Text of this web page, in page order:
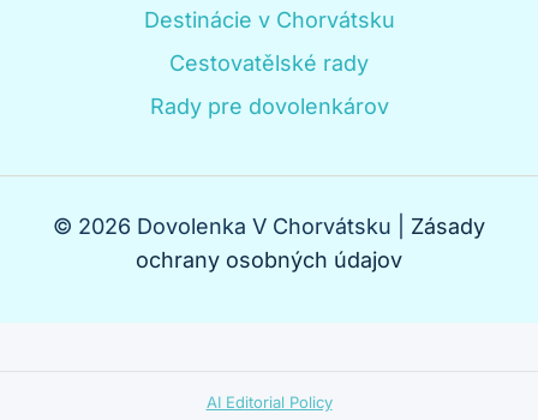
Destinácie v Chorvátsku
Cestovatělské rady
Rady pre dovolenkárov
© 2026 Dovolenka V Chorvátsku | Zásady
ochrany osobných údajov
AI Editorial Policy